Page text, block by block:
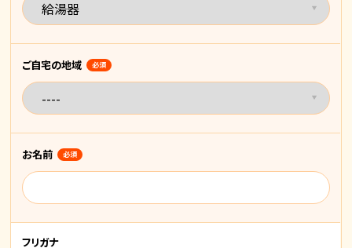
ご自宅の地域 必須
お名前 必須
フリガナ